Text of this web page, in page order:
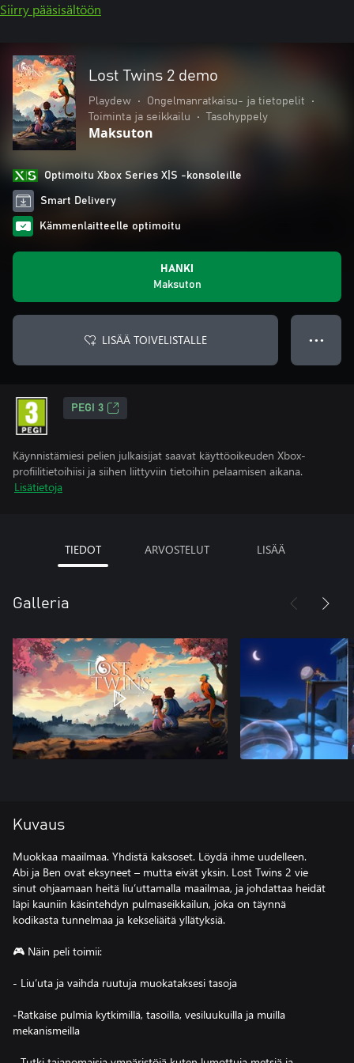
Siirry pääsisältöön
Lost Twins 2 demo
Playdew • Ongelmanratkaisu- ja tietopelit
•
Toiminta ja seikkailu
• Tasohyppely
Maksuton
Optimoitu Xbox Series X|S -konsoleille
Smart Delivery
Kämmenlaitteelle optimoitu
HANKI
Maksuton
LISÄÄ TOIVELISTALLE ● ● ●
PEGI 3
Käynnistämiesi pelien julkaisijat saavat käyttöoikeuden Xbox-
profiilitietoihiisi ja siihen liittyviin tietoihin pelaamisen aikana.
Lisätietoja
TIEDOT ARVOSTELUT LISÄÄ
Galleria
Kuvaus
Muokkaa maailmaa. Yhdistä kaksoset. Löydä ihme uudelleen.
Abi ja Ben ovat eksyneet – mutta eivät yksin. Lost Twins 2 vie
sinut ohjaamaan heitä liu’uttamalla maailmaa, ja johdattaa heidät
läpi kauniin käsintehdyn pulmaseikkailun, joka on täynnä
kodikasta tunnelmaa ja kekseliäitä yllätyksiä.
🎮 Näin peli toimii:
- Liu’uta ja vaihda ruutuja muokataksesi tasoja
-Ratkaise pulmia kytkimillä, tasoilla, vesiluukuilla ja muilla
mekanismeilla